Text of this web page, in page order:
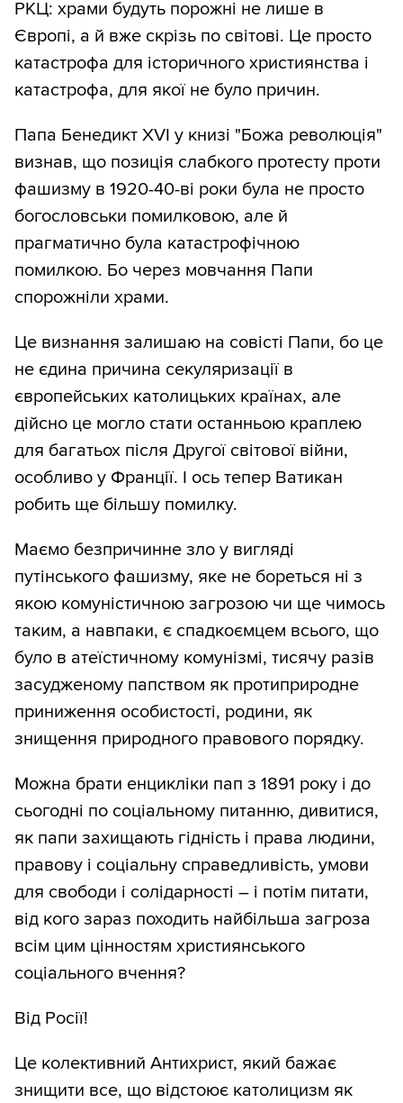
РКЦ: храми будуть порожні не лише в
Європі, а й вже скрізь по світові. Це просто
катастрофа для історичного християнства і
катастрофа, для якої не було причин.
Папа Бенедикт XVI у книзі "Божа революція"
визнав, що позиція слабкого протесту проти
фашизму в 1920-40-ві роки була не просто
богословськи помилковою, але й
прагматично була катастрофічною
помилкою. Бо через мовчання Папи
спорожніли храми.
Це визнання залишаю на совісті Папи, бо це
не єдина причина секуляризації в
європейських католицьких країнах, але
дійсно це могло стати останньою краплею
для багатьох після Другої світової війни,
особливо у Франції. І ось тепер Ватикан
робить ще більшу помилку.
Маємо безпричинне зло у вигляді
путінського фашизму, яке не бореться ні з
якою комуністичною загрозою чи ще чимось
таким, а навпаки, є спадкоємцем всього, що
було в атеїстичному комунізмі, тисячу разів
засудженому папством як протиприродне
приниження особистості, родини, як
знищення природного правового порядку.
Можна брати енцикліки пап з 1891 року і до
сьогодні по соціальному питанню, дивитися,
як папи захищають гідність і права людини,
правову і соціальну справедливість, умови
для свободи і солідарності – і потім питати,
від кого зараз походить найбільша загроза
всім цим цінностям християнського
соціального вчення?
Від Росії!
Це колективний Антихрист, який бажає
знищити все, що відстоює католицизм як